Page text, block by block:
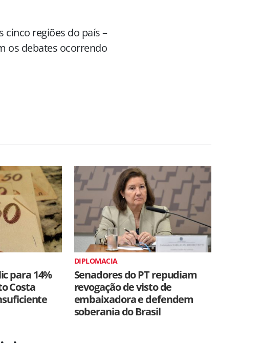
cinco regiões do país –
os debates ocorrendo
para 14%
Costa
DIPLOMACIA
Senadores do PT repudiam
revogação de visto de
embaixadora e defendem
soberania do Brasil